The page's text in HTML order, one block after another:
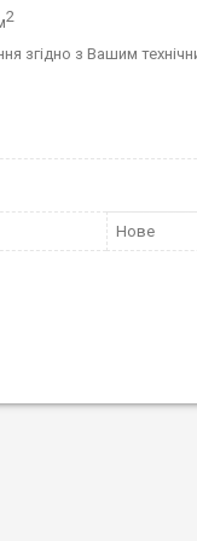
2
згідно з Вашим
Нове